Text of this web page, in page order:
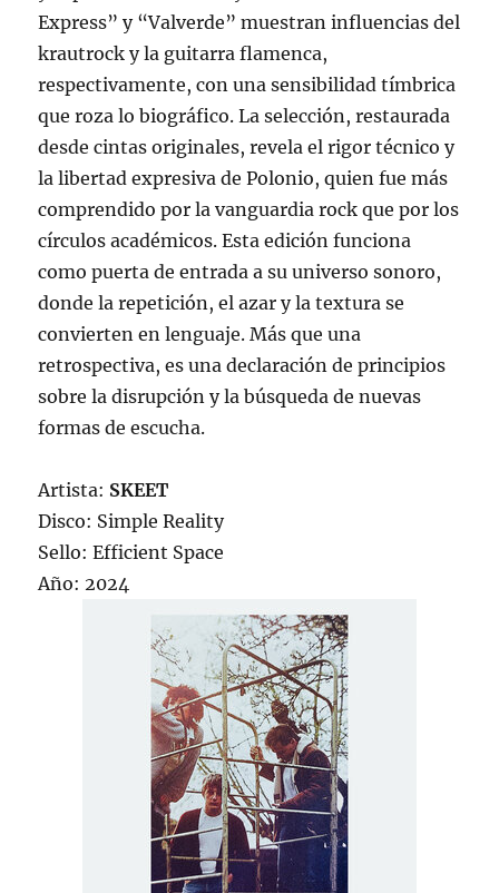
Express” y “Valverde” muestran influencias del
krautrock y la guitarra flamenca,
respectivamente, con una sensibilidad tímbrica
que roza lo biográfico. La selección, restaurada
desde cintas originales, revela el rigor técnico y
la libertad expresiva de Polonio, quien fue más
comprendido por la vanguardia rock que por los
círculos académicos. Esta edición funciona
como puerta de entrada a su universo sonoro,
donde la repetición, el azar y la textura se
convierten en lenguaje. Más que una
retrospectiva, es una declaración de principios
sobre la disrupción y la búsqueda de nuevas
formas de escucha.
Artista: SKEET
Disco: Simple Reality
Sello: Efficient Space
Año: 2024